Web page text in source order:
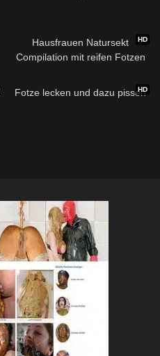
HD
Hausfrauen Natursekt
Compilation mit reifen Fotzen
HD
Fotze lecken und dazu pissen